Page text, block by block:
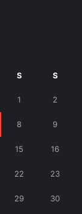
S S
1 2
8 9
15 16
22 23
29 30